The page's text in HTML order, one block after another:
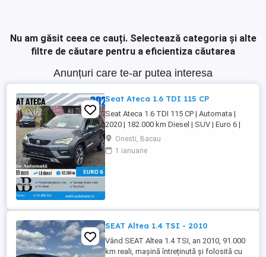
Nu am găsit ceea ce cauți. Selectează categoria și alte
filtre de căutare pentru a eficientiza căutarea
Anunțuri care te-ar putea interesa
Seat Ateca 1.6 TDI 115 CP
Seat Ateca 1.6 TDI 115 CP | Automata |
2020 | 182.000 km Diesel | SUV | Euro 6 |
Pret: 17.499 Dotari Premium Line: Dublu
Climatronic + incalzire scaune Navigatie
mare + ceasuri digitale Faruri LED + lumini
Onesti, Bacau
1 ianuarie
SEAT Altea 1.4 TSI - 2010
Vând SEAT Altea 1.4 TSI, an 2010, 91.000
km reali, mașină întreținută și folosită cu